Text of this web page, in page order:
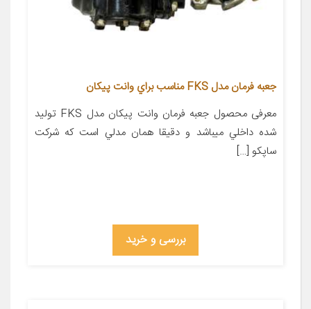
جعبه فرمان مدل FKS مناسب براي وانت پيكان
معرفی محصول جعبه فرمان وانت پيكان مدل FKS توليد
شده داخلي ميباشد و دقيقا همان مدلي است كه شركت
ساپكو […]
بررسی و خرید